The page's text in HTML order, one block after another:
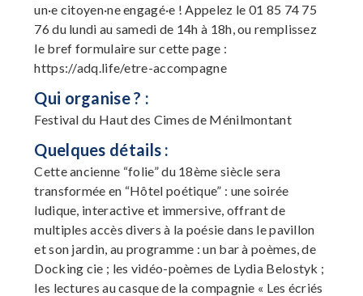
un·e citoyen·ne engagé·e ! Appelez le 01 85 74 75
76 du lundi au samedi de 14h à 18h, ou remplissez
le bref formulaire sur cette page :
https://adq.life/etre-accompagne
Qui organise ? :
Festival du Haut des Cimes de Ménilmontant
Quelques détails :
Cette ancienne “folie” du 18ème siècle sera
transformée en “Hôtel poétique” : une soirée
ludique, interactive et immersive, offrant de
multiples accès divers à la poésie dans le pavillon
et son jardin, au programme : un bar à poèmes, de
Docking cie ; les vidéo-poèmes de Lydia Belostyk ;
les lectures au casque de la compagnie « Les écriés